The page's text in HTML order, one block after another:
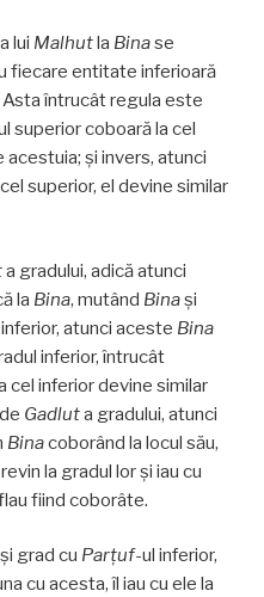
lui Malhutla Binase
fiecare entitate inferioară
Asta întrucât regula este
superior coboară la cel
și invers, atunci
superior, el devine similar
a gradului, adică atunci
la Bina, mutând Binași
atunci aceste Bina
inferior, întrucât
cel inferior devine similar
Gadluta gradului, atunci
Binacoborând la locul său,
revin la gradul lor şi iau cu
fiind coborâte.
grad cu Parţuf-ul inferior,
cu acesta, îl iau cu ele la